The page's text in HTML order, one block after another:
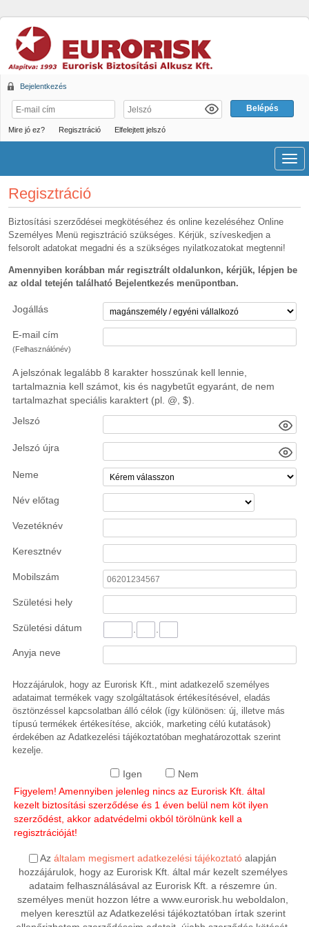
Bejelentkezés
Mire jó ez? Regisztráció Elfelejtett jelszó
Regisztráció
Biztosítási szerződései megkötéséhez és online kezeléséhez Online
Személyes Menü regisztráció szükséges. Kérjük, szíveskedjen a
felsorolt adatokat megadni és a szükséges nyilatkozatokat megtenni!
Amennyiben korábban már regisztrált oldalunkon, kérjük, lépjen be
az oldal tetején található Bejelentkezés menüpontban.
Jogállás
E-mail cím
(Felhasználónév)
A jelszónak legalább 8 karakter hosszúnak kell lennie,
tartalmaznia kell számot, kis és nagybetűt egyaránt, de nem
tartalmazhat speciális karaktert (pl. @, $).
Jelszó
Jelszó újra
Neme
Név előtag
Vezetéknév
Keresztnév
Mobilszám
Születési hely
Születési dátum
Anyja neve
Hozzájárulok, hogy az Eurorisk Kft., mint adatkezelő személyes
adataimat termékek vagy szolgáltatások értékesítésével, eladás
ösztönzéssel kapcsolatban álló célok (így különösen: új, illetve más
típusú termékek értékesítése, akciók, marketing célú kutatások)
érdekében az Adatkezelési tájékoztatóban meghatározottak szerint
kezelje.
Igen
Nem
Figyelem! Amennyiben jelenleg nincs az Eurorisk Kft. által
kezelt biztosítási szerződése és 1 éven belül nem köt ilyen
szerződést, akkor adatvédelmi okból törölnünk kell a
regisztrációját!
Az általam megismert adatkezelési tájékoztató alapján
hozzájárulok, hogy az Eurorisk Kft. által már kezelt személyes
adataim felhasználásával az Eurorisk Kft. a részemre ún.
személyes menüt hozzon létre a www.eurorisk.hu weboldalon,
melyen keresztül az Adatkezelési tájékoztatóban írtak szerint